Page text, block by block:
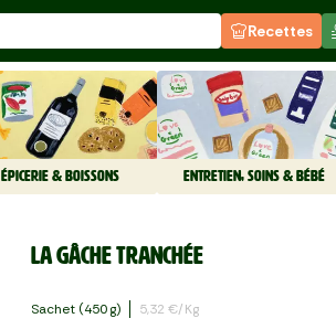
Recettes
ÉPICERIE & BOISSONS ENTRETIEN, SOINS & BÉBÉ
La Gâche tranchée
Sachet (450 G) 5,32 €/kg